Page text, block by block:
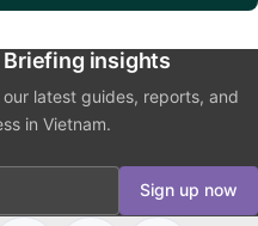
insights
latest guides, reports, and
in Vietnam.
Sign up now